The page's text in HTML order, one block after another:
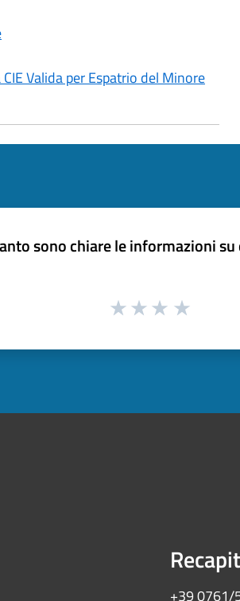
Valida per Espatrio del Minore
sono chiare le informazioni
+39 0761/